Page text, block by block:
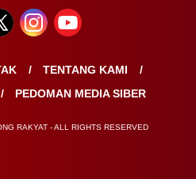
TENTANG KAMI
PEDOMAN MEDIA SIBER
RAKYAT - ALL RIGHTS RESERVED